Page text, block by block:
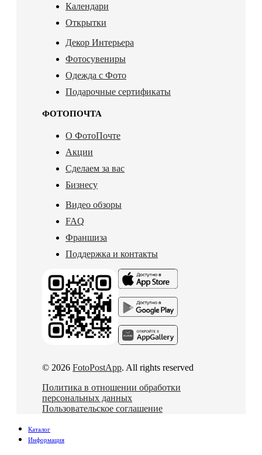
Календари
Открытки
Декор Интерьера
Фотосувениры
Одежда с Фото
Подарочные сертификаты
ФОТОПОЧТА
О ФотоПочте
Акции
Сделаем за вас
Бизнесу
Видео обзоры
FAQ
Франшиза
Поддержка и контакты
© 2026 FotoPostApp. All rights reserved
Политика в отношении обработки
персональных данных
Пользовательское соглашение
Каталог
Информация